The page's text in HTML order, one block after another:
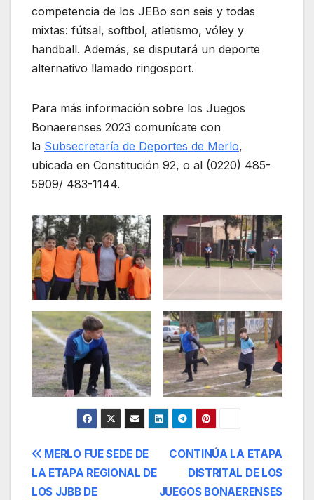
competencia de los JEBo son seis y todas
mixtas: fútsal, softbol, atletismo, vóley y
handball. Además, se disputará un deporte
alternativo llamado ringosport.
Para más información sobre los Juegos
Bonaerenses 2023 comunícate con
la Subsecretaría de Deportes de Merlo,
ubicada en Constitución 92, o al (0220) 485-
5909/ 483-1144.
Navegación
de
CONTINÚA LA ETAPA
DISTRITAL DE LOS
JUEGOS BONAERENSES
MERLO FUE SEDE DE
LA ETAPA REGIONAL DE
LOS JJBB DE